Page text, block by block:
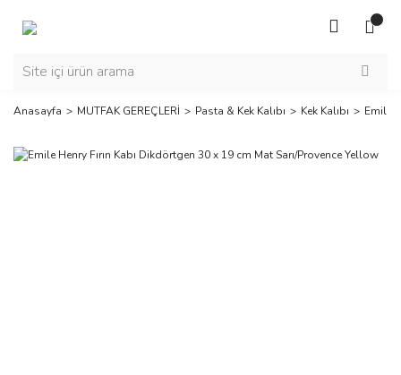
Anasayfa MUTFAK GEREÇLERİ Pasta & Kek Kalıbı Kek Kalıbı Emile